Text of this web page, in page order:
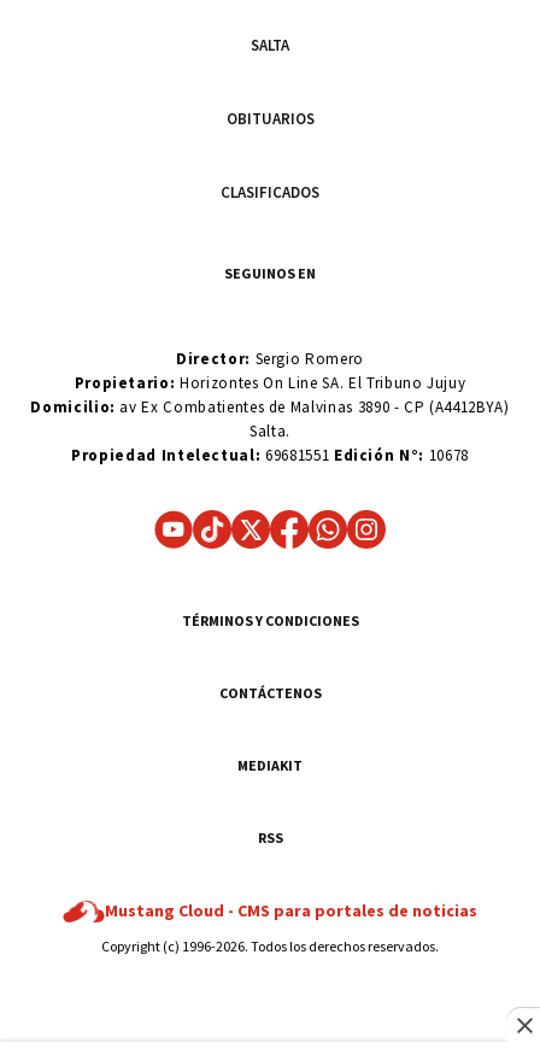
SALTA
OBITUARIOS
CLASIFICADOS
SEGUINOS EN
Director: Sergio Romero
Propietario:Horizontes On Line SA. El Tribuno Jujuy
Domicilio: av Ex Combatientes de Malvinas 3890 - CP (A4412BYA)
Salta.
Propiedad Intelectual: 69681551 Edición N°: 10678
TÉRMINOS Y CONDICIONES
CONTÁCTENOS
MEDIAKIT
RSS
Mustang Cloud - CMS para portales de noticias
Copyright (c) 1996-2026. Todos los derechos reservados.